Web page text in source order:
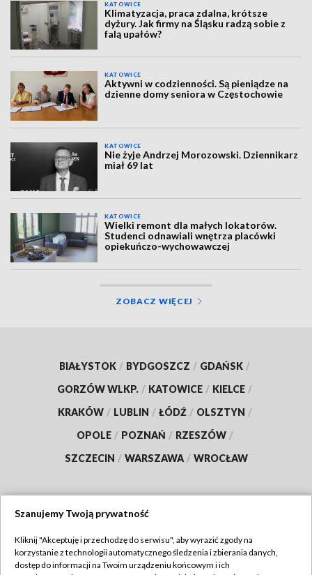
KATOWICE
Klimatyzacja, praca zdalna, krótsze
dyżury. Jak firmy na Śląsku radzą sobie z
falą upałów?
KATOWICE
Aktywni w codzienności. Są pieniądze na
dzienne domy seniora w Częstochowie
KATOWICE
Nie żyje Andrzej Morozowski. Dziennikarz
miał 69 lat
KATOWICE
Wielki remont dla małych lokatorów.
Studenci odnawiali wnętrza placówki
opiekuńczo-wychowawczej
ZOBACZ WIĘCEJ
BIAŁYSTOK / BYDGOSZCZ / GDAŃSK /
GORZÓW WLKP. / KATOWICE / KIELCE /
KRAKÓW / LUBLIN / ŁÓDŹ / OLSZTYN /
OPOLE / POZNAŃ / RZESZÓW /
SZCZECIN / WARSZAWA / WROCŁAW
TVP
Szanujemy Twoją prywatność
Kliknij "Akceptuję i przechodzę do serwisu", aby wyrazić zgody na
korzystanie z technologii automatycznego śledzenia i zbierania danych,
dostęp do informacji na Twoim urządzeniu końcowym i ich